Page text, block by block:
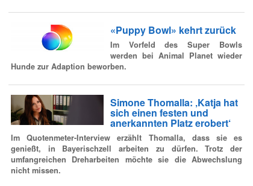
«Puppy Bowl» kehrt zurück
Im Vorfeld des Super Bowls
werden bei Animal Planet wieder
Hunde zur Adaption beworben.
Simone Thomalla: ‚Katja hat
sich einen festen und
anerkannten Platz erobert‘
Im Quotenmeter-Interview erzählt Thomalla, dass sie es
genießt, in Bayerischzell arbeiten zu dürfen. Trotz der
umfangreichen Dreharbeiten möchte sie die Abwechslung
nicht missen.